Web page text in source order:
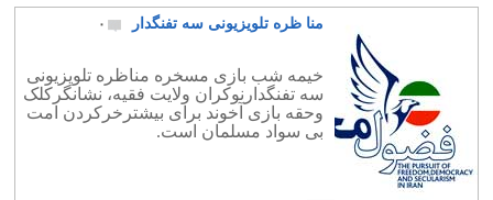
منا ظره تلویزیونی سه تفنگدار ۰
خیمه شب بازی مسخره مناظره تلویزیونی
سه تفنگدارنوکران ولایت فقیه، نشانگرکلک
وحقه بازی آخوند برای بیشترخرکردن امت
بی سواد مسلمان است.